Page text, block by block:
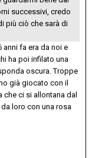
successivi, credo
più ciò che sarà di
anni fa era da noi e
ha poi infilato una
oscura. Troppe
già giocato con il
che ci si allontana dal
loro con una rosa